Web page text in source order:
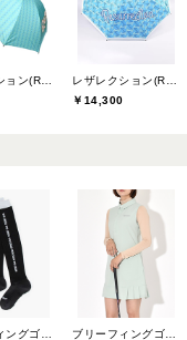
￥14,300